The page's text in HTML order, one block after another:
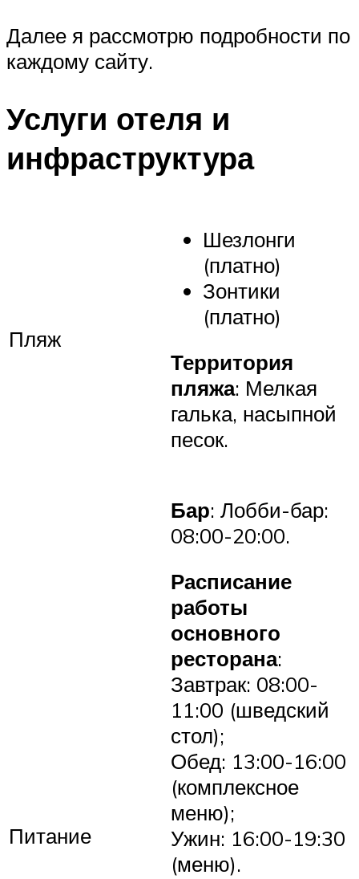
Далее я рассмотрю подробности по
каждому сайту.
Услуги отеля и
инфраструктура
Пляж
Шезлонги
(платно)
Зонтики
(платно)
Территория
пляжа: Мелкая
галька, насыпной
песок.
Питание
Бар: Лобби-бар:
08:00-20:00.
Расписание
работы
основного
ресторана:
Завтрак: 08:00-
11:00 (шведский
стол);
Обед: 13:00-16:00
(комплексное
меню);
Ужин: 16:00-19:30
(меню).